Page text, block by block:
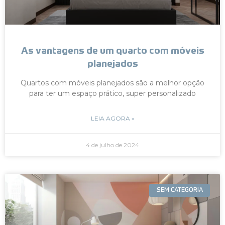
As vantagens de um quarto com móveis
planejados
Quartos com móveis planejados são a melhor opção
para ter um espaço prático, super personalizado
LEIA AGORA »
4 de julho de 2024
SEM CATEGORIA